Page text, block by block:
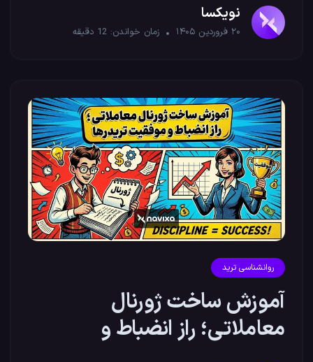
نویکسا
۲۰ فروردین ۱۴۰۵ زمان خواندن: 12 دقیقه
روانشناسی ترید
آموزش ساخت ژورنال
معاملاتی؛ راز انضباط و